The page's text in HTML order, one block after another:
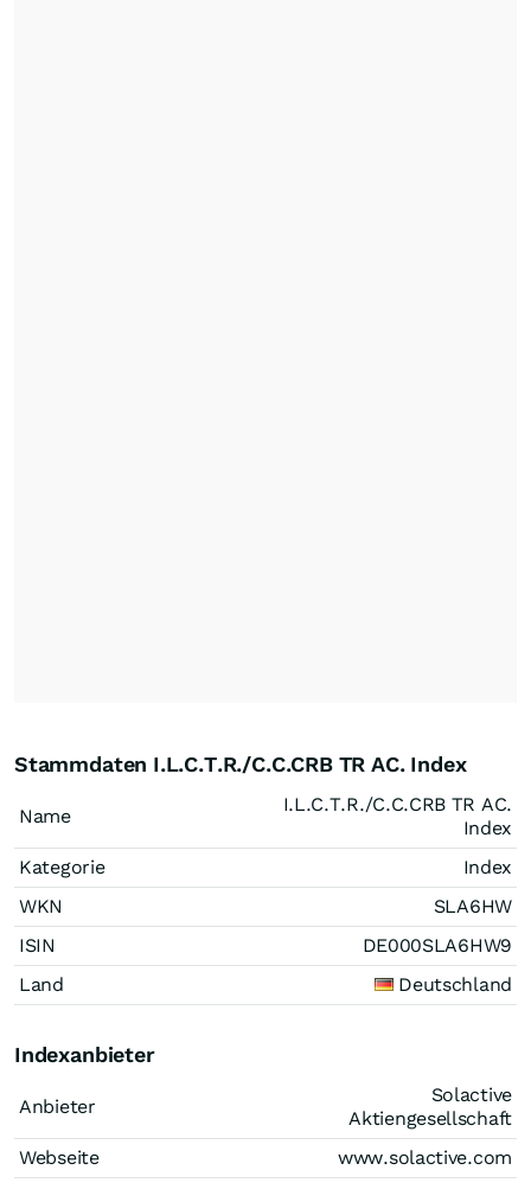
Stammdaten I.L.C.T.R./C.C.CRB TR AC. Index
Name
I.L.C.T.R./C.C.CRB TR AC.
Index
Kategorie
Index
WKN
SLA6HW
ISIN
DE000SLA6HW9
Land
Deutschland
Indexanbieter
Anbieter
Solactive
Aktiengesellschaft
Webseite
www.solactive.com